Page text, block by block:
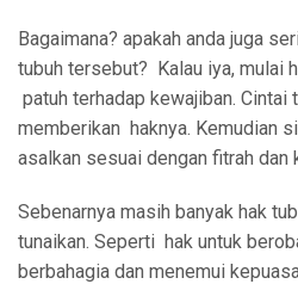
Bagaimana? apakah anda juga
tubuh tersebut? Kalau iya, mulai
patuh terhadap kewajiban. Cintai
memberikan haknya. Kemudian
asalkan sesuai dengan fitrah dan
Sebenarnya masih banyak hak
tunaikan. Seperti hak untuk
berbahagia dan menemui